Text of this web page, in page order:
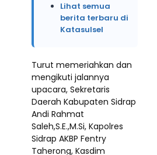
Lihat semua
berita terbaru di
Katasulsel
Turut memeriahkan dan
mengikuti jalannya
upacara, Sekretaris
Daerah Kabupaten Sidrap
Andi Rahmat
Saleh,S.E.,M.Si, Kapolres
Sidrap AKBP Fentry
Taherong, Kasdim